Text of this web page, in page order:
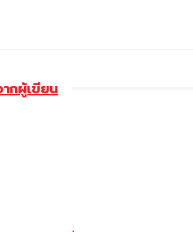
กผู้เขียน